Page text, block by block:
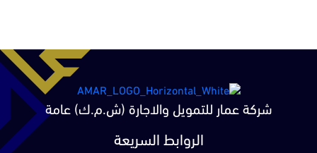
شركة عمار للتمويل والاجارة (ش.م.ك) عامة‏
الروابط السريعة